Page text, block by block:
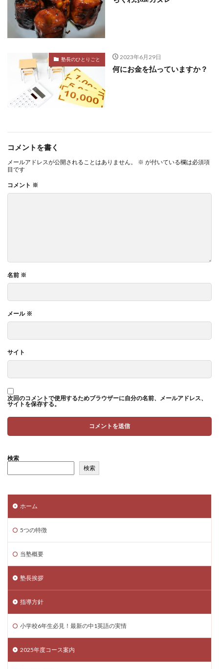
塾長のひとりごと 2023年6月29日
何にお金を払っていますか？
コメントを書く
メールアドレスが公開されることはありません。 ※ が付いている欄は必須項
目です
コメント ※
名前 ※
メール ※
サイト
次回のコメントで使用するためブラウザーに自分の名前、メールアドレス、
サイトを保存する。
検索
検索
ホーム
5つの特徴
当塾概要
塾長挨拶
指導方針
小学校6年生必見！最新の中1英語の実情
2025年度コース案内